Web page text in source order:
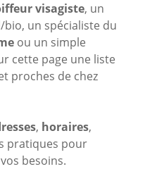
visagiste, un
un spécialiste du
ou un simple
cette page une liste
proches de chez
, horaires,
pratiques pour
besoins.